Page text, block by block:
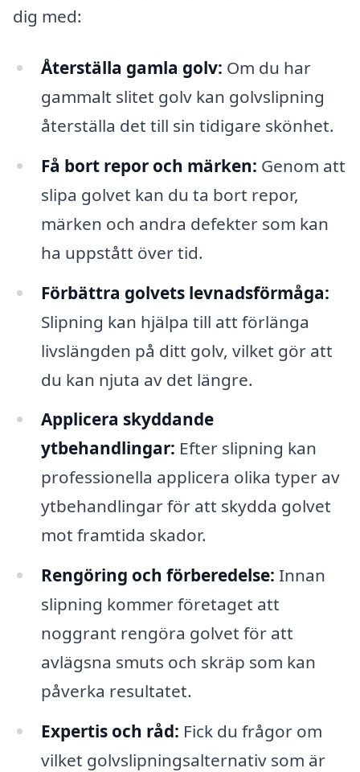
dig med:
Återställa gamla golv: Om du har
gammalt slitet golv kan golvslipning
återställa det till sin tidigare skönhet.
Få bort repor och märken: Genom att
slipa golvet kan du ta bort repor,
märken och andra defekter som kan
ha uppstått över tid.
Förbättra golvets levnadsförmåga:
Slipning kan hjälpa till att förlänga
livslängden på ditt golv, vilket gör att
du kan njuta av det längre.
Applicera skyddande
ytbehandlingar: Efter slipning kan
professionella applicera olika typer av
ytbehandlingar för att skydda golvet
mot framtida skador.
Rengöring och förberedelse: Innan
slipning kommer företaget att
noggrant rengöra golvet för att
avlägsna smuts och skräp som kan
påverka resultatet.
Expertis och råd: Fick du frågor om
vilket golvslipningsalternativ som är